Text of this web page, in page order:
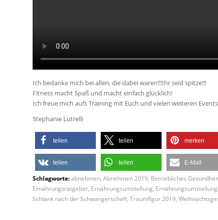
Ich bedanke mich bei allen, die dabei waren!!!Ihr seid spitze!!!
Fitness macht Spaß und macht einfach glücklich!
Ich freue mich aufs Training mit Euch und vielen weiteren
Stephanie Lutrelli
teilen teilen merken
teilen teilen E-Mail
Schlagworte:abnehmen Abnehmen 2019 Betriebliches
Ernährungsratgeber Ernährungsumstellung
Schlank nach der Schwangerschaft Traumfigur 2019